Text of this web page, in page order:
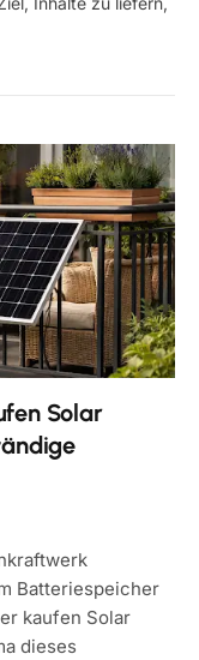
Solar
Batteriespeicher
kaufen Solar
dieses